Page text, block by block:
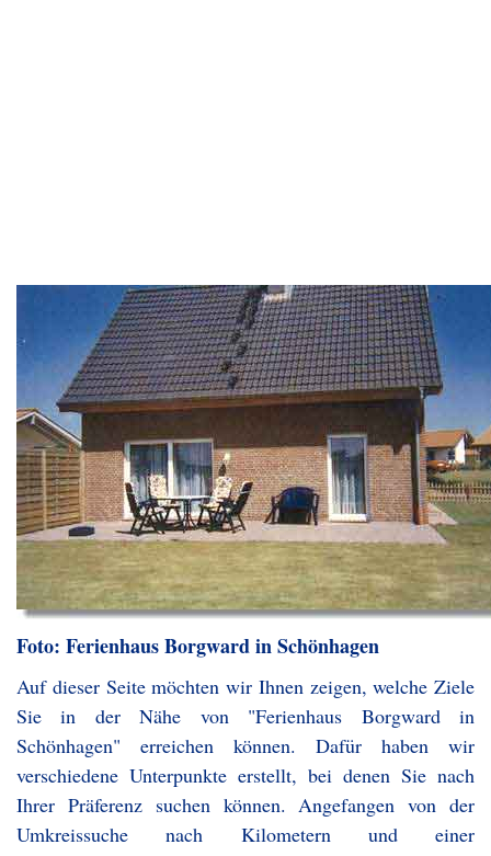
Foto: Ferienhaus Borgward in Schönhagen
Auf dieser Seite möchten wir Ihnen zeigen, welche Ziele
Sie in der Nähe von "Ferienhaus Borgward in
Schönhagen" erreichen können. Dafür haben wir
verschiedene Unterpunkte erstellt, bei denen Sie nach
Ihrer Präferenz suchen können. Angefangen von der
Umkreissuche nach Kilometern und einer